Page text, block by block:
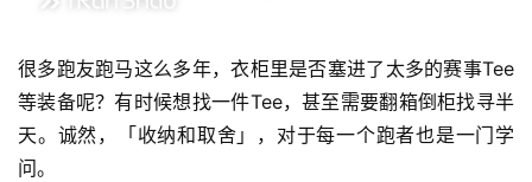
很多跑友跑马这么多年，衣柜里是否塞进了太多的赛事Tee
等装备呢？有时候想找一件Tee，甚至需要翻箱倒柜找寻半
天。诚然，「收纳和取舍」，对于每一个跑者也是一门学
问。